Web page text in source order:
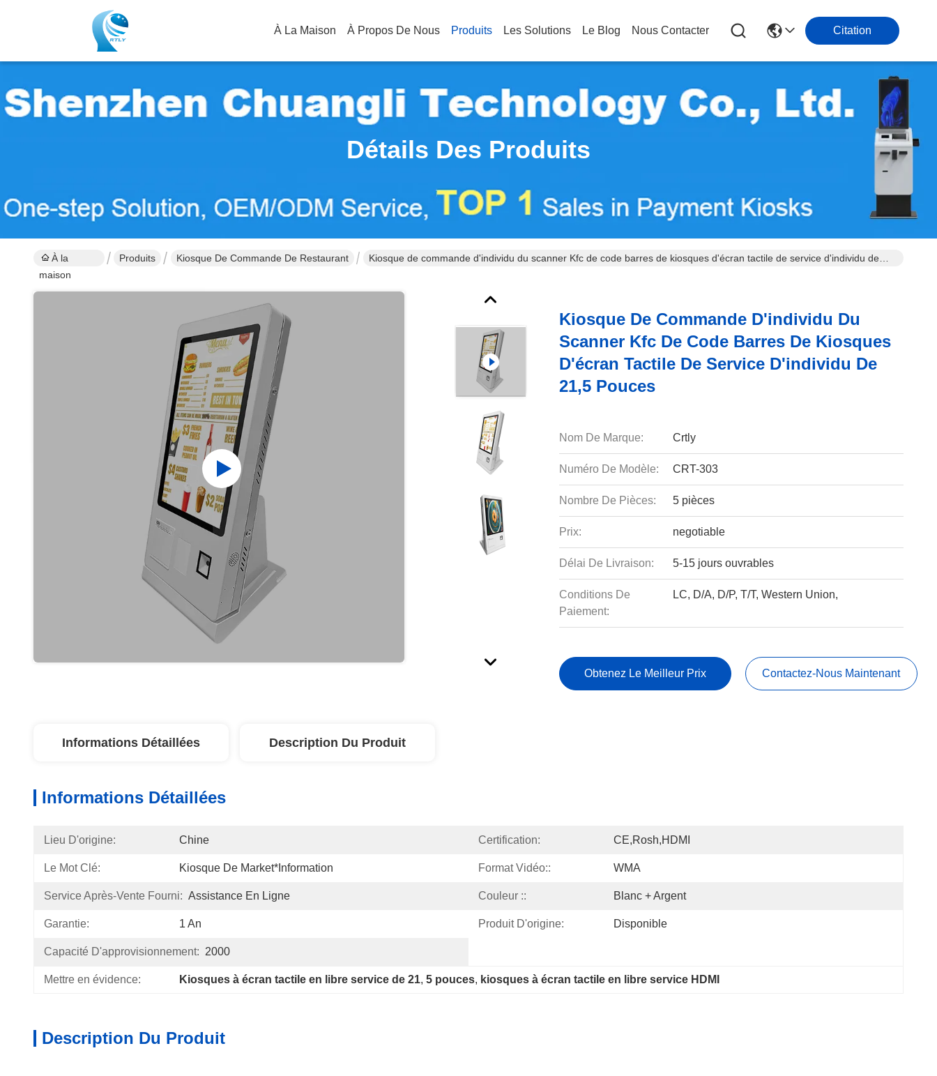
À La Maison À Propos De Nous Produits Les Solutions Le Blog Nous Contacter Citation
Détails Des Produits
À la
maison
Produits Kiosque De Commande De Restaurant
Kiosque de commande d'individu du scanner Kfc de code barres de kiosques d'écran tactile de service d'individu de
Kiosque De Commande D'individu Du
Scanner Kfc De Code Barres De Kiosques
D'écran Tactile De Service D'individu De
21,5 Pouces
Nom De Marque: Crtly
Numéro De Modèle: CRT-303
Nombre De Pièces: 5 pièces
Prix: negotiable
Délai De Livraison: 5-15 jours ouvrables
Conditions De
Paiement:
LC, D/A, D/P, T/T, Western Union,
Obtenez Le Meilleur Prix Contactez-Nous Maintenant
Informations Détaillées Description Du Produit
Informations Détaillées
Lieu D'origine: Chine Certification: CE,Rosh,HDMI
Le Mot Clé: Kiosque De Market*information Format Vidéo:: WMA
Service Après-Vente Fourni: Assistance En Ligne Couleur :: Blanc + Argent
Garantie: 1 An Produit D'origine: Disponible
Capacité D'approvisionnement: 2000
Mettre en évidence: Kiosques à écran tactile en libre service de 21, 5 pouces, kiosques à écran tactile en libre service HDMI
Description Du Produit